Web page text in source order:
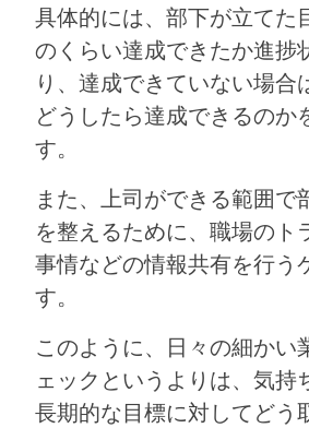
具体的には、部下が立てた
のくらい達成できたか進捗
り、達成できていない場合
どうしたら達成できるのか
す。
また、上司ができる範囲で
を整えるために、職場のト
事情などの情報共有を行う
す。
このように、日々の細かい
ェックというよりは、気持
長期的な目標に対してどう